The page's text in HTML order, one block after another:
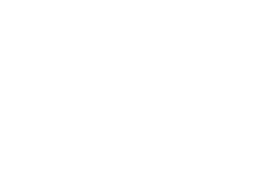
>
さい。
、予約が取りにくい場合もございます。
さい。